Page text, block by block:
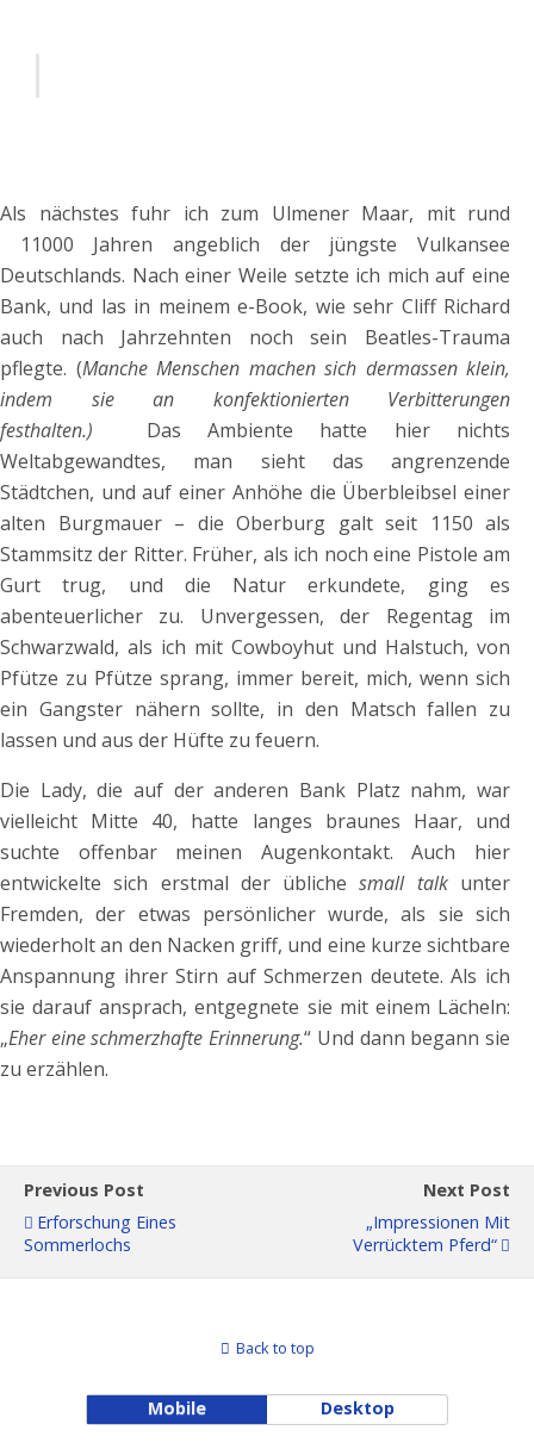
Als nächstes fuhr ich zum Ulmener Maar, mit rund
11000 Jahren angeblich der jüngste Vulkansee
Deutschlands. Nach einer Weile setzte ich mich auf eine
Bank, und las in meinem e-Book, wie sehr Cliff Richard
auch nach Jahrzehnten noch sein Beatles-Trauma
pflegte. (Manche Menschen machen sich dermassen klein,
indem sie an konfektionierten Verbitterungen
festhalten.)
Das Ambiente hatte hier nichts
Weltabgewandtes, man sieht das angrenzende
Städtchen, und auf einer Anhöhe die Überbleibsel einer
alten Burgmauer – die Oberburg galt seit 1150 als
Stammsitz der Ritter. Früher, als ich noch eine Pistole am
Gurt trug, und die Natur erkundete, ging es
abenteuerlicher zu. Unvergessen, der Regentag im
Schwarzwald, als ich mit Cowboyhut und Halstuch, von
Pfütze zu Pfütze sprang, immer bereit, mich, wenn sich
ein Gangster nähern sollte, in den Matsch fallen zu
lassen und aus der Hüfte zu feuern.
Die Lady, die auf der anderen Bank Platz nahm, war
vielleicht Mitte 40, hatte langes braunes Haar, und
suchte offenbar meinen Augenkontakt. Auch hier
entwickelte sich erstmal der üblichesmall talkunter
Fremden, der etwas persönlicher wurde, als sie sich
wiederholt an den Nacken griff, und eine kurze sichtbare
Anspannung ihrer Stirn auf Schmerzen deutete. Als ich
sie darauf ansprach, entgegnete sie mit einem Lächeln:
„Eher eine schmerzhafte Erinnerung.“ Und dann begann sie
zu erzählen.
Previous Post
Erforschung Eines
Sommerlochs
Next Post
„Impressionen Mit
Verrücktem Pferd“
Back to top
Mobile Desktop